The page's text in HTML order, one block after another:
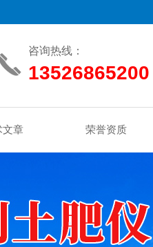
咨询热线：
13526865200
文章 荣誉资质